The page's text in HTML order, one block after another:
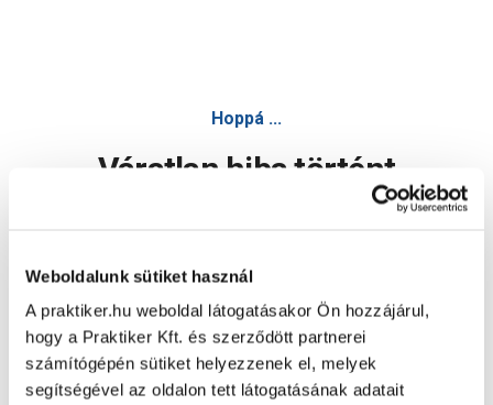
Weboldalunk sütiket használ
A praktiker.hu weboldal látogatásakor Ön hozzájárul,
hogy a Praktiker Kft. és szerződött partnerei
számítógépén sütiket helyezzenek el, melyek
segítségével az oldalon tett látogatásának adatait
Hoppá ...
Váratlan hiba történt
Oldal újratöltése